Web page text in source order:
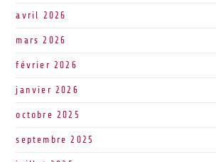
avril 2026
mars 2026
février 2026
janvier 2026
octobre 2025
septembre 2025